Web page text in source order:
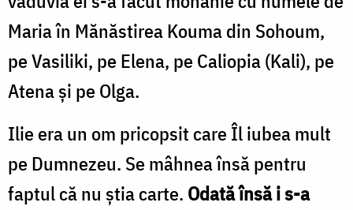
Maria în Mănăstirea Kouma din Sohoum,
pe Vasiliki, pe Elena, pe Caliopia (Kali), pe
Atena şi pe Olga.
Ilie era un om pricopsit care Îl iubea mult
pe Dumnezeu. Se mâhnea însă pentru
faptul că nu ştia carte. Odată însă i s-a